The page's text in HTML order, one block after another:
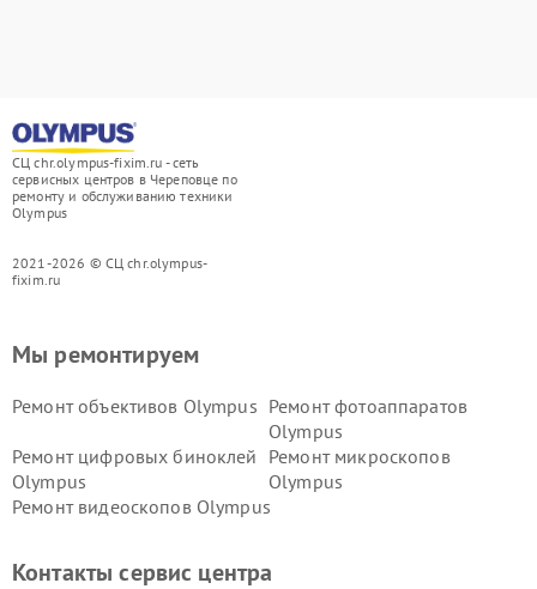
СЦ chr.olympus-fixim.ru - сеть
сервисных центров в Череповце по
ремонту и обслуживанию техники
Olympus
2021-2026 © СЦ chr.olympus-
fixim.ru
Мы ремонтируем
Ремонт объективов Olympus Ремонт фотоаппаратов
Olympus
Ремонт цифровых биноклей
Olympus
Ремонт микроскопов
Olympus
Ремонт видеоскопов Olympus
Контакты сервис центра